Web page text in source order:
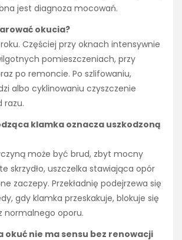
jest diagnoza mocowań.
okucia?
Częściej przy oknach intensywnie
pomieszczeniach, przy
po remoncie. Po szlifowaniu,
albo cyklinowaniu czyszczenie
razu.
klamka oznacza uszkodzoną
może być brud, zbyt mocny
skrzydło, uszczelka stawiająca opór
zaczepy. Przekładnię podejrzewa się
gdy klamka przeskakuje, blokuje się
normalnego oporu.
okuć nie ma sensu bez renowacji